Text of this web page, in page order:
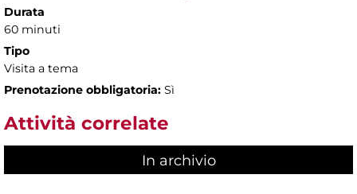
Durata
60 minuti
Tipo
Visita a tema
Prenotazione obbligatoria: Sì
Attività correlate
In archivio